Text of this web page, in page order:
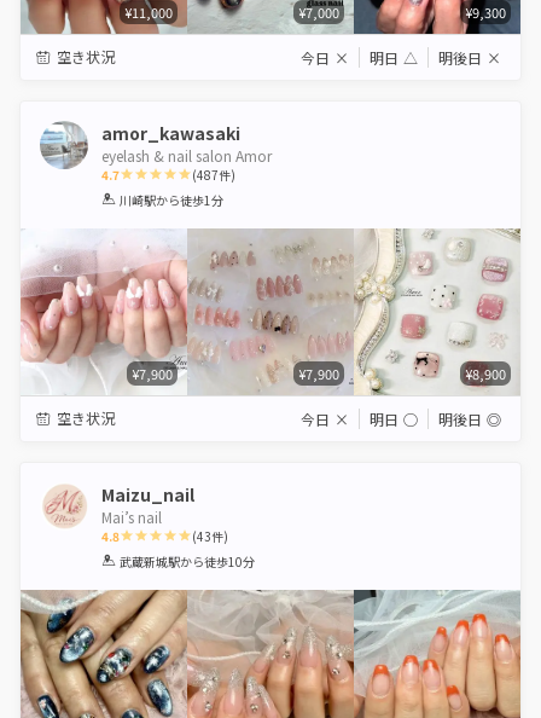
¥11,000 ¥7,000 ¥9,300
空き状況 今日 × 明日 △ 明後日 ×
amor_kawasaki
eyelash & nail salon Amor
4.7
1 2 3 4 5
(487件)
川崎駅から徒歩1分
¥7,900 ¥7,900 ¥8,900
空き状況 今日 × 明日 ◯ 明後日 ◎
Maizu_nail
Mai’s nail
4.8
1 2 3 4 5
(43件)
武蔵新城駅から徒歩10分